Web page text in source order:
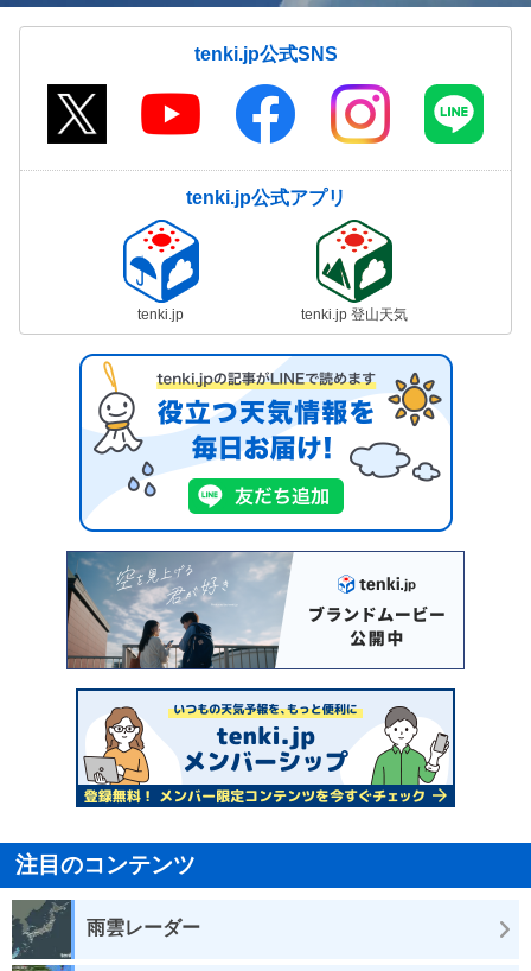
tenki.jp公式SNS
tenki.jp公式アプリ
tenki.jp tenki.jp 登山天気
注目のコンテンツ
雨雲レーダー